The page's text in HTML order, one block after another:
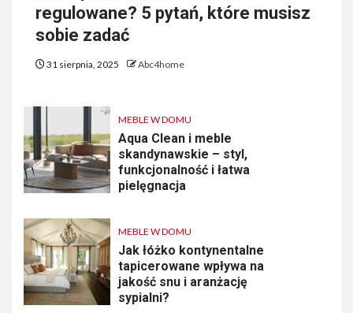
regulowane? 5 pytań, które musisz
sobie zadać
31 sierpnia, 2025 Abc4home
MEBLE W DOMU
Aqua Clean i meble
skandynawskie – styl,
funkcjonalność i łatwa
pielęgnacja
MEBLE W DOMU
Jak łóżko kontynentalne
tapicerowane wpływa na
jakość snu i aranżację
sypialni?